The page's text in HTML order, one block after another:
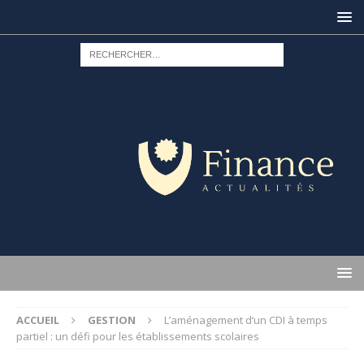
ACCUEIL GESTION
L’aménagement d’un CDI à temps
partiel : un défi pour les établissements scolaires